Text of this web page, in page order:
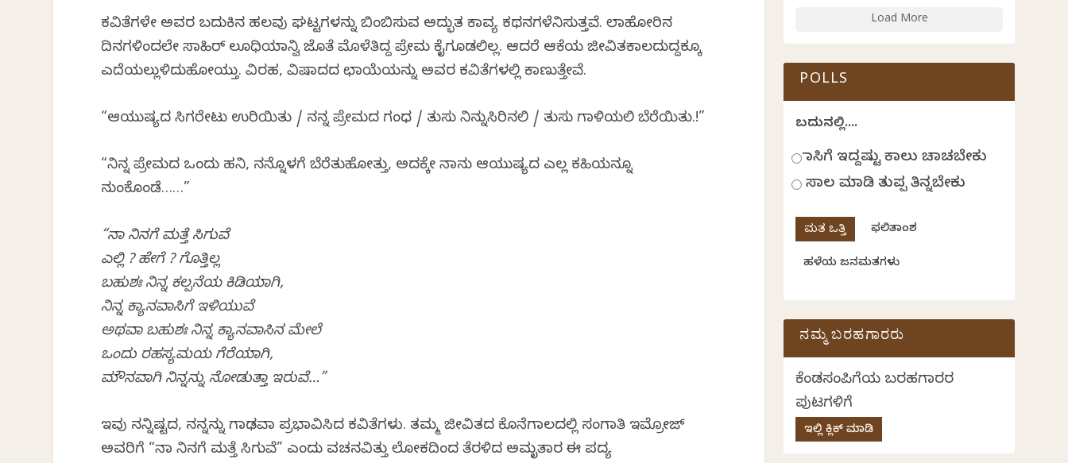
ಕವಿತೆಗಳೇ ಅವರ ಬದುಕಿನ ಹಲವು ಘಟ್ಟಗಳನ್ನು ಬಿಂಬಿಸುವ ಅದ್ಭುತ ಕಾವ್ಯ ಕಥನಗಳೆನಿಸುತ್ತವೆ. ಲಾಹೋರಿನ
ದಿನಗಳಿಂದಲೇ ಸಾಹಿರ್ ಲೂಧಿಯಾನ್ವಿ ಜೊತೆ ಮೊಳೆತಿದ್ದ ಪ್ರೇಮ ಕೈಗೂಡಲಿಲ್ಲ. ಆದರೆ ಆಕೆಯ ಜೀವಿತಕಾಲದುದ್ದಕ್ಕೂ
ಎದೆಯಲ್ಲುಳಿದುಹೋಯ್ತು. ವಿರಹ, ವಿಷಾದದ ಛಾಯೆಯನ್ನು ಅವರ ಕವಿತೆಗಳಲ್ಲಿ ಕಾಣುತ್ತೇವೆ.
“ಆಯುಷ್ಯದ ಸಿಗರೇಟು ಉರಿಯಿತು / ನನ್ನ ಪ್ರೇಮದ ಗಂಧ / ತುಸು ನಿನ್ನುಸಿರಿನಲಿ / ತುಸು ಗಾಳಿಯಲಿ ಬೆರೆಯಿತು.!”
“ನಿನ್ನ ಪ್ರೇಮದ ಒಂದು ಹನಿ, ನನ್ನೊಳಗೆ ಬೆರೆತುಹೋಗಿತ್ತು, ಅದಕ್ಕೇ ನಾನು ಆಯುಷ್ಯದ ಎಲ್ಲ ಕಹಿಯನ್ನೂ
ನುಂಗಿಕೊಂಡೆ……”
“ನಾ ನಿನಗೆ ಮತ್ತೆ ಸಿಗುವೆ
ಎಲ್ಲಿ ? ಹೇಗೆ ? ಗೊತ್ತಿಲ್ಲ
ಬಹುಶಃ ನಿನ್ನ ಕಲ್ಪನೆಯ ಕಿಡಿಯಾಗಿ,
ನಿನ್ನ ಕ್ಯಾನವಾಸಿಗೆ ಇಳಿಯುವೆ
ಅಥವಾ ಬಹುಶಃ ನಿನ್ನ ಕ್ಯಾನವಾಸಿನ ಮೇಲೆ
ಒಂದು ರಹಸ್ಯಮಯ ಗೆರೆಯಾಗಿ,
ಮೌನವಾಗಿ ನಿನ್ನನ್ನು ನೋಡುತ್ತಾ ಇರುವೆ…”
ಇವು ನನ್ನಿಷ್ಟದ, ನನ್ನನ್ನು ಗಾಢವಾಗಿ ಪ್ರಭಾವಿಸಿದ ಕವಿತೆಗಳು. ತಮ್ಮ ಜೀವಿತದ ಕೊನೆಗಾಲದಲ್ಲಿ ಸಂಗಾತಿ ಇಮ್ರೋಜ್
ಅವರಿಗೆ “ನಾ ನಿನಗೆ ಮತ್ತೆ ಸಿಗುವೆ” ಎಂದು ವಚನವಿತ್ತು ಲೋಕದಿಂದ ತೆರಳಿದ ಅಮೃತಾರ ಈ ಪದ್ಯ
Load More
POLLS
ಬದುಕಿನಲ್ಲಿ....
ಹಾಸಿಗೆ ಇದ್ದಷ್ಟು ಕಾಲು ಚಾಚಬೇಕು
ಸಾಲ ಮಾಡಿ ತುಪ್ಪ ತಿನ್ನಬೇಕು
ಫಲಿತಾಂಶ
ಹಳೆಯ ಜನಮತಗಳು
ನಮ್ಮ ಬರಹಗಾರರು
ಕೆಂಡಸಂಪಿಗೆಯ ಬರಹಗಾರರ
ಪುಟಗಳಿಗೆ
ಇಲ್ಲಿ ಕ್ಲಿಕ್ ಮಾಡಿ